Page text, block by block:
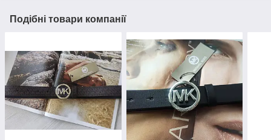
Подібні товари компанії